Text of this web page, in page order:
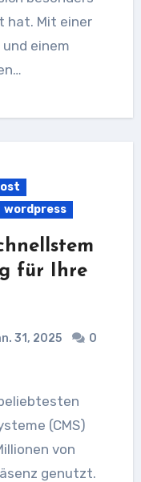
hat. Mit einer
einem
wordpress
für Ihre
31, 2025
0
(CMS)
von
genutzt.